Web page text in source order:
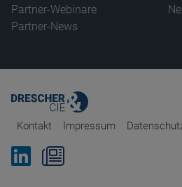
Partner-Webinare
Partner-News
Kontakt Impressum
Bei Linkedin folgen
Zum Newsletter